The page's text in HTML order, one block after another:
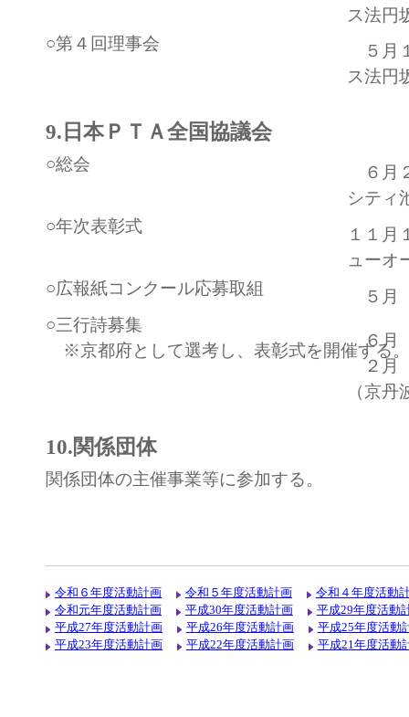
ス法円
○第４回理事会
５月
ス法円
9.日本ＰＴＡ全国協議会
○総会
６月
シティ
○年次表彰式
１１月
ューオ
○広報紙コンクール応募取組
５月
○三行詩募集
※京都府として選考し、表彰式を開催する。
６月
２
（京丹
10.関係団体
関係団体の主催事業等に参加する。
令和６年度活動計画 令和５年度活動計画
令和４年度活動
令和元年度活動計画
平成30年度活動計画
平成29年度活動
平成27年度活動計画
平成26年度活動計画
平成25年度活動
平成23年度活動計画
平成22年度活動計画 平成21年度活動